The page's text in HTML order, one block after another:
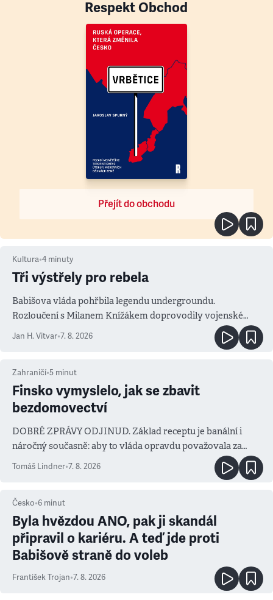
Respekt Obchod
Přejít do obchodu
Kultura•4 minuty
Tři výstřely pro rebela
Babišova vláda pohřbila legendu undergroundu.
Rozloučení s Milanem Knížákem doprovodily vojenské
salvy i kritika pokrokářů
Jan H. Vitvar•7. 8. 2026
Zahraničí•5 minut
Finsko vymyslelo, jak se zbavit
bezdomovectví
DOBRÉ ZPRÁVY ODJINUD. Základ receptu je banální i
náročný současně: aby to vláda opravdu považovala za
prioritu
Tomáš Lindner•7. 8. 2026
Česko•6 minut
Byla hvězdou ANO, pak ji skandál
připravil o kariéru. A teď jde proti
Babišově straně do voleb
František Trojan•7. 8. 2026